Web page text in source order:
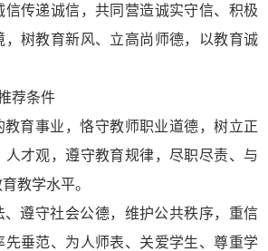
信传递诚信，共同营造诚实守信、积极
，树教育新风、立高尚师德，以教育诚
荐条件
教育事业，恪守教师职业道德，树立正
人才观，遵守教育规律，尽职尽责、与
教学水平。
、遵守社会公德，维护公共秩序，重信
先垂范、为人师表、关爱学生、尊重学